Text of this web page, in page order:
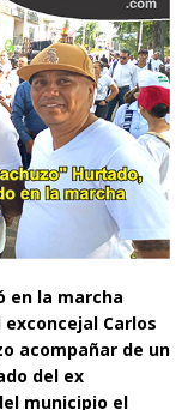
en la marcha
Carlos
acompañar de un
del ex
municipio el